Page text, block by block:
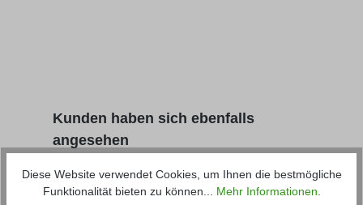
Produktgalerie überspringen
Kunden haben sich ebenfalls
angesehen
Diese Website verwendet Cookies, um Ihnen die bestmögliche
Funktionalität bieten zu können... Mehr Informationen